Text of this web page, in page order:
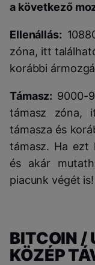
a következő
Ellenállás:
zóna, itt
korábbi
Támasz: 9000-
támasz zóna,
támasza és
támasz. Ha ezt
és akár
piacunk végét
BITCOIN /
KÖZÉP